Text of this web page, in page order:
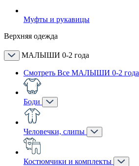
Муфты и рукавицы
Верхняя одежда
МАЛЫШИ 0-2 года
Смотреть Все МАЛЫШИ 0-2 года
Боди
Человечки, слипы
Костюмчики и комплекты